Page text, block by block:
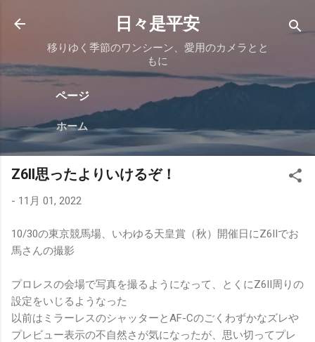
スキップしてメイン コンテンツに移動
日々是平安
移りゆく季節のワンシーン、愛用のカメラとと
もに
ページ
ホーム
Z6II思ったよりいけるぞ！
- 11月 01, 2022
10/30の東京競馬場、いわゆる天皇賞（秋）開催日にZ6IIでお
馬さんの撮影
プロレスの会場で写真を撮るようになって、とくにZ6II周りの
設定をいじるようなった
以前はミラーレスのシャッターとAF-Cのごくわずかなズレや
プレビュー表示の不自然さが気になったが、思い切ってプレ